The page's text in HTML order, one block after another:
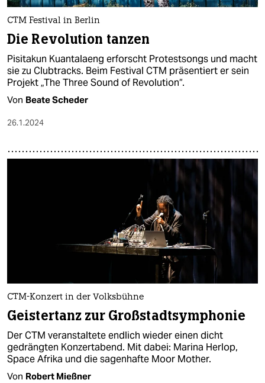
CTM Festival in Berlin
Die Revolution tanzen
Pisitakun Kuantalaeng erforscht Protestsongs und macht
sie zu Clubtracks. Beim Festival CTM präsentiert er sein
Projekt „The Three Sound of Revolution“.
Von Beate Scheder
26.1.2024
CTM-Konzert in der Volksbühne
Geistertanz zur Großstadtsymphonie
Der CTM veranstaltete endlich wieder einen dicht
gedrängten Konzertabend. Mit dabei: Marina Herlop,
Space Afrika und die sagenhafte Moor Mother.
Von Robert Mießner